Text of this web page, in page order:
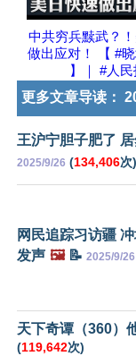
中共穷兵黩武？
做出应对！ 【 #
】｜ #人民
更多文章导读：
王沪宁胆子肥了
2025/9/26 (134,406次)
网民追踪习访疆
发声 🖼️📝 2025/9/26
天下奇谭（360）
(119,642次)